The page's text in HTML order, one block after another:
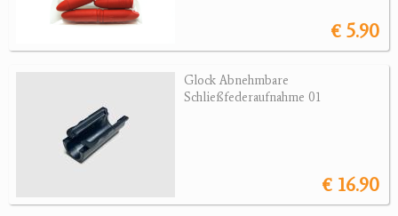
Jagdangebote
Bücher, Videos
Antikes
€ 5.90
Glock Abnehmbare
Schließfederaufnahme 01
€ 16.90